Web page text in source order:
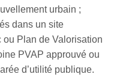
urbain ;
dans un site
Plan de Valorisation
PVAP approuvé ou
d’utilité publique.